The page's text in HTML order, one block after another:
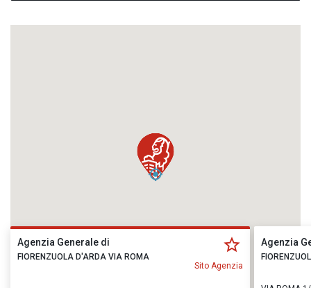
Agenzia Generale di
FIORENZUOLA D'ARDA VIA ROMA
Sito Agenzia
Agenzia